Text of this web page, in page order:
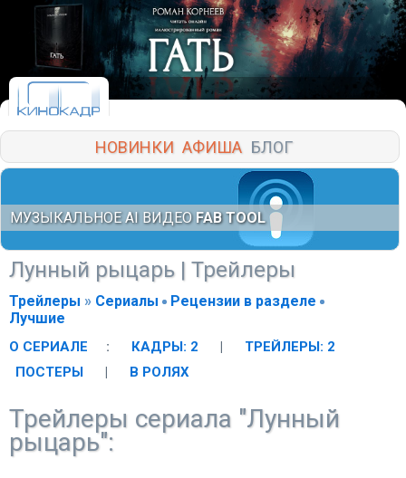
НОВИНКИ АФИША БЛОГ
МУЗЫКАЛЬНОЕ AI ВИДЕО FAB TOOL
Лунный рыцарь | Трейлеры
Трейлеры » Сериалы
Рецензии в разделе
Лучшие
О СЕРИАЛЕ : КАДРЫ: 2 |
ТРЕЙЛЕРЫ: 2
ПОСТЕРЫ
| В РОЛЯХ
Трейлеры сериала "Лунный
рыцарь":